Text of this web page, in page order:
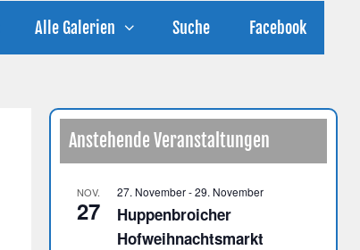
Alle Galerien Suche Facebook
Anstehende Veranstaltungen
NOV.
27
27. November-29. November
Huppenbroicher
Hofweihnachtsmarkt